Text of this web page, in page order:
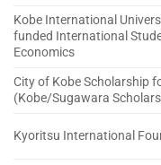
Kobe International
funded International
Economics
City of Kobe Scholarship
(Kobe/Sugawara
Kyoritsu International